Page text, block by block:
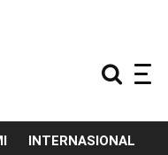
INTERNASIONAL